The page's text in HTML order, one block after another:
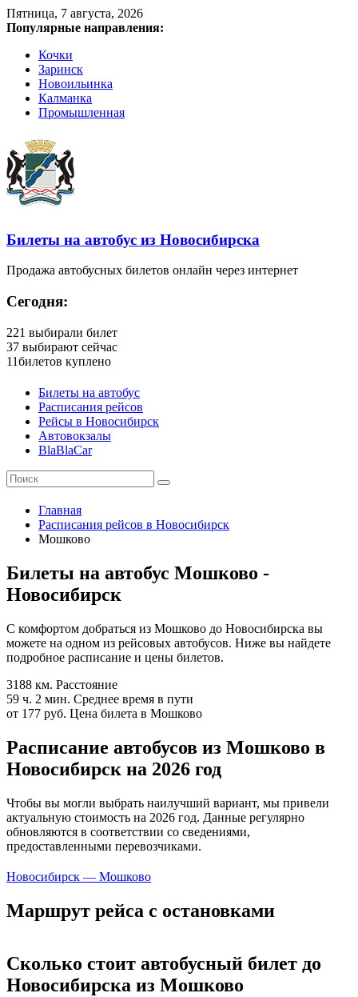
Пятница, 7 августа, 2026
Популярные направления:
Кочки
Заринск
Новоильинка
Калманка
Промышленная
Билеты на автобус из Новосибирска
Продажа автобусных билетов онлайн через интернет
Сегодня:
221 выбирали билет
37 выбирают сейчас
11билетов куплено
Билеты на автобус
Расписания рейсов
Рейсы в Новосибирск
Автовокзалы
BlaBlaCar
Главная
Расписания рейсов в Новосибирск
Мошково
Билеты на автобус Мошково -
Новосибирск
С комфортом добраться из Мошково до Новосибирска вы
можете на одном из рейсовых автобусов. Ниже вы найдете
подробное расписание и цены билетов.
3188 км. Расстояние
59 ч. 2 мин. Среднее время в пути
от 177 руб. Цена билета в Мошково
Расписание автобусов из Мошково в
Новосибирск на 2026 год
Чтобы вы могли выбрать наилучший вариант, мы привели
актуальную стоимость на 2026 год. Данные регулярно
обновляются в соответствии со сведениями,
предоставленными перевозчиками.
Новосибирск — Мошково
Маршрут рейса с остановками
Сколько стоит автобусный билет до
Новосибирска из Мошково